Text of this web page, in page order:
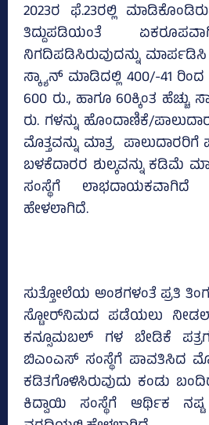
2023ರ ಫೆ.23ರಲ್ಲಿ
ತಿದ್ದುಪಡಿಯಂತೆ
ನಿಗದಿಪಡಿಸಿರುವುದನ್ನು
ಸ್ಕ್ಯಾನ್ ಮಾಡಿದಲ್ಲಿ 400/-41
600 ರು., ಹಾಗೂ 60ಕ್ಕಿಂತ
ರು. ಗಳನ್ನು ಹೊಂದಾಣಿಕೆ/
ಮೊತ್ತವನ್ನು ಮಾತ್ರ
ಬಳಕೆದಾರರ ಶುಲ್ಕವನ್ನು ಕಡಿಮೆ
ಸಂಸ್ಥೆಗೆ
ಹೇಳಲಾಗಿದೆ.
ಸುತ್ತೋಲೆಯ ಅಂಶಗಳಂತೆ ಪ್ರತಿ
ಸ್ಟೋರ್‌ನಿಮದ ಪಡೆಯಲು
ಕನ್ಸೂಮಬಲ್‌ ಗಳ ಬೇಡಿಕೆ
ಬಿಎಂಎಸ್‌ ಸಂಸ್ಥೆಗೆ ಪಾವತಿಸಿದ
ಕಡಿತಗೊಳಿಸಿರುವುದು ಕಂಡು
ಕಿದ್ವಾಯಿ ಸಂಸ್ಥೆಗೆ ಆರ್ಥಿಕ